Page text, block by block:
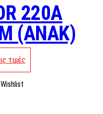
220A
(ANAK)
τιμές